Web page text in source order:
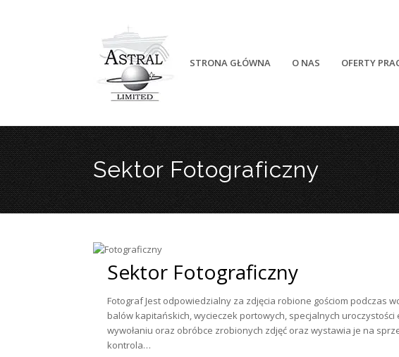
STRONA GŁÓWNA O NAS OFERTY
Sektor Fotograficzny
Sektor Fotograficzny
Fotograf Jest odpowiedzialny za zdjęcia robione gościom podczas
balów kapitańskich, wycieczek portowych, specjalnych
wywołaniu oraz obróbce zrobionych zdjęć oraz wystawia je na
kontrola…